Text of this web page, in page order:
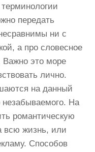
передать
ни с
а про словесное
Важно это море
лично.
на данный
незабываемого. На
романтическую
всю жизнь, или
Способов